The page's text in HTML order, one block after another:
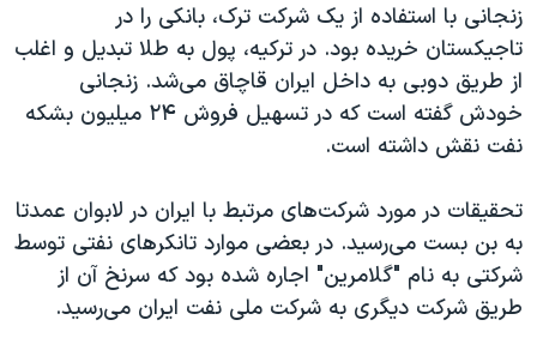
زنجانی با استفاده از یک شرکت ترک، بانکی را در
تاجیکستان خریده بود. در ترکیه، پول به طلا تبدیل و اغلب
از طریق دوبی به داخل ایران قاچاق می‌شد. زنجانی
خودش گفته است که در تسهیل فروش ۲۴ میلیون بشکه
نفت نقش داشته است.
تحقیقات در مورد شرکت‌های مرتبط با ایران در لابوان عمدتا
به بن بست می‌رسید. در بعضی موارد تانکرهای نفتی توسط
شرکتی به نام "گلامرین" اجاره شده بود که سرنخ آن از
طریق شرکت دیگری به شرکت ملی نفت ایران می‌رسید.